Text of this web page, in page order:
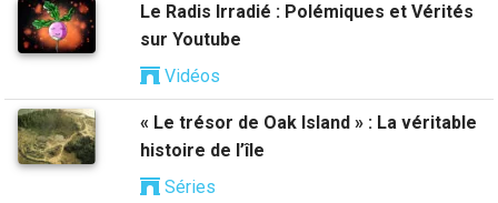
Le Radis Irradié : Polémiques et Vérités
sur Youtube
Vidéos
« Le trésor de Oak Island » : La véritable
histoire de l’île
Séries